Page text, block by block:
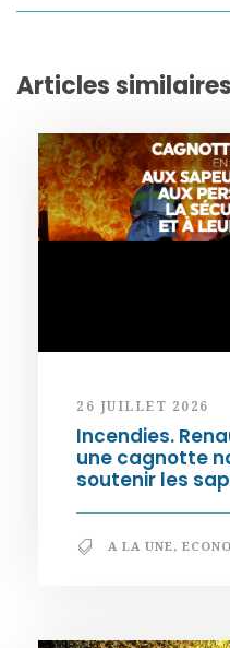
Articles similaires
26 JUILLET 2026
Incendies.
une cagnotte
soutenir les
A LA UNE,